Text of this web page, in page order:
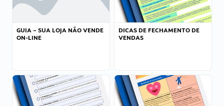
GUIA – SUA LOJA NÃO VENDE
ON-LINE
DICAS DE FECHAMENTO DE
VENDAS